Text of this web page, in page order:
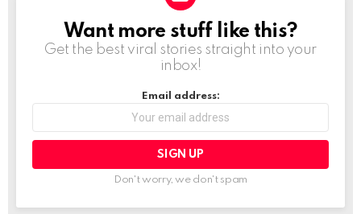
NEWSLETTER
Want more stuff like this?
Get the best viral stories straight into your
inbox!
Email address:
Don't worry, we don't spam